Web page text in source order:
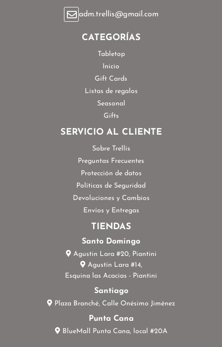
adm.trellis@gmail.com
CATEGORÍAS
Tabletop
Inicio
Gift Cards
Listas de regalos
Seasonal
Gifts
SERVICIO AL CLIENTE
Sobre Trellis
Preguntas Frecuentes
Protección de datos
Políticas de Seguridad
Devoluciones y Cambios
Envíos y Entregas
TIENDAS
Santo Domingo
Agustin Lara #20, Piantini
Agustín Lara #14,
Esquina las Acacias - Piantini
Santiago
Plaza Branché, Calle Onésimo Jiménez
Punta Cana
BlueMall Punta Cana, local #20A